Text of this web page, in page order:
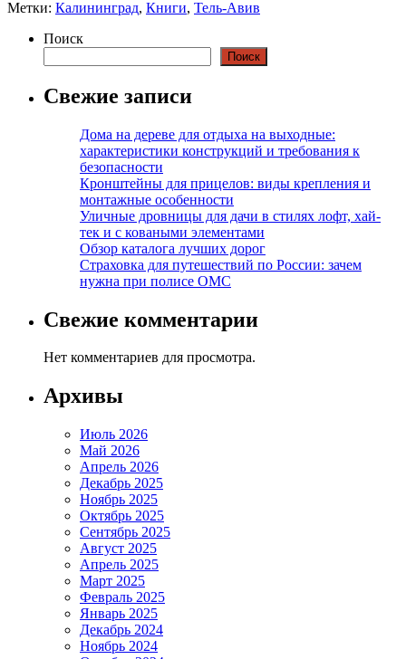
Метки: Калининград, Книги, Тель-Авив
Поиск
Поиск
Свежие записи
Дома на дереве для отдыха на выходные:
характеристики конструкций и требования к
безопасности
Кронштейны для прицелов: виды крепления и
монтажные особенности
Уличные дровницы для дачи в стилях лофт, хай-
тек и с коваными элементами
Обзор каталога лучших дорог
Страховка для путешествий по России: зачем
нужна при полисе ОМС
Свежие комментарии
Нет комментариев для просмотра.
Архивы
Июль 2026
Май 2026
Апрель 2026
Декабрь 2025
Ноябрь 2025
Октябрь 2025
Сентябрь 2025
Август 2025
Апрель 2025
Март 2025
Февраль 2025
Январь 2025
Декабрь 2024
Ноябрь 2024